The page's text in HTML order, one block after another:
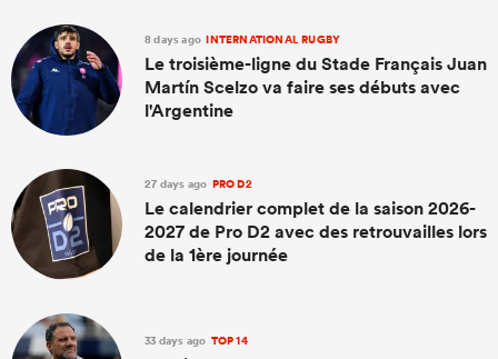
8 days ago INTERNATIONAL RUGBY
Le troisième-ligne du Stade Français Juan
Martín Scelzo va faire ses débuts avec
l'Argentine
27 days ago PRO D2
Le calendrier complet de la saison 2026-
2027 de Pro D2 avec des retrouvailles lors
de la 1ère journée
33 days ago TOP 14